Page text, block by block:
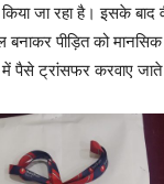
जा रहा है। इसके बाद
पीड़ित को मानसिक
में पैसे ट्रांसफर करवाए